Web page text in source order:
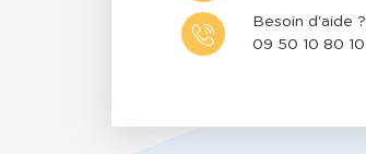
Besoin d'aide ?
09 50 10 80 10